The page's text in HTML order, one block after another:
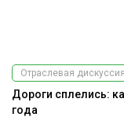
Отраслевая дискуссия
Дороги сплелись:
года